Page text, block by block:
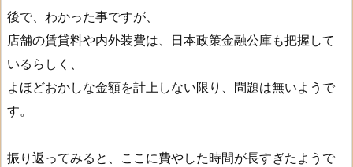
後で、わかった事ですが、
店舗の賃貸料や内外装費は、日本政策金融公庫も把握して
いるらしく、
よほどおかしな金額を計上しない限り、問題は無いようで
す。
振り返ってみると、ここに費やした時間が長すぎたようで